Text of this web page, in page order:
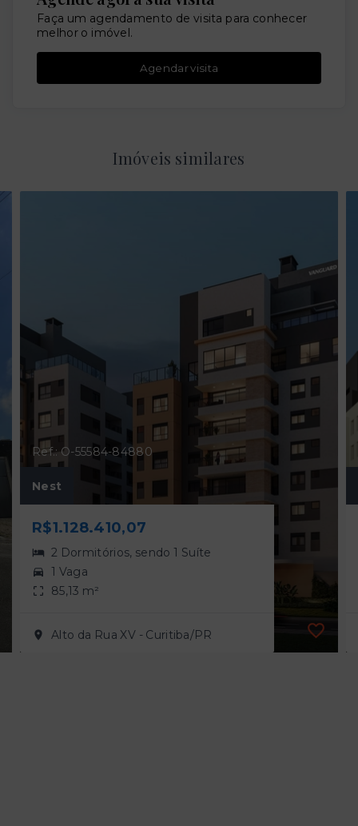
Faça um agendamento de visita para conhecer
melhor o imóvel.
Agendar visita
Imóveis similares
Ref.: O-55584-84880
Nest
R$1.128.410,07
2 Dormitórios, sendo 1 Suíte
1 Vaga
85,13 m²
Alto da Rua XV - Curitiba/PR